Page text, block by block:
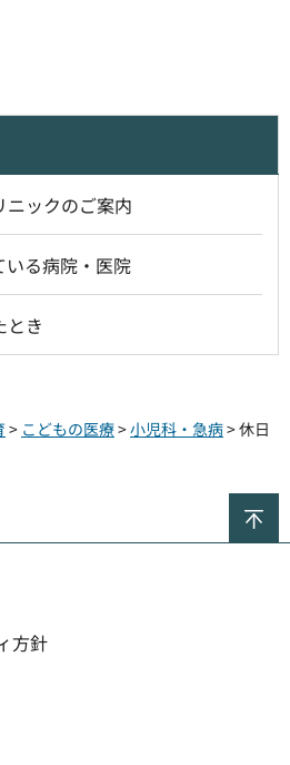
ックのご案内
る病院・医院
とき
> こどもの医療>小児科・急病> 休日
方針